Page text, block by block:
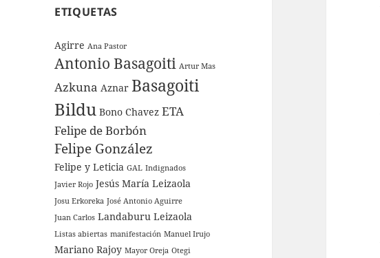
ETIQUETAS
Agirre Ana Pastor
Antonio Basagoiti Artur Mas
Azkuna Aznar Basagoiti
Bildu Bono Chavez ETA
Felipe de Borbón
Felipe González
Felipe y Leticia GAL Indignados
Javier Rojo Jesús María Leizaola
Josu Erkoreka José Antonio Aguirre
Juan Carlos Landaburu Leizaola
Listas abiertas manifestación Manuel Irujo
Mariano Rajoy Mayor Oreja Otegi